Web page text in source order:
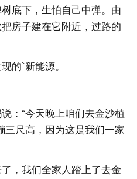
底下，生怕自己中弹。由
房子建在它附近，过路的
的`新能源。
：“今天晚上咱们去金沙植
三尺高，因为这是我们一家
，我们全家人踏上了去金